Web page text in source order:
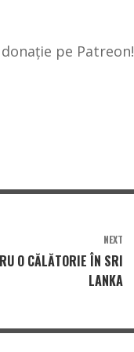
pe Patreon!
NEXT
O CĂLĂTORIE ÎN SRI
LANKA